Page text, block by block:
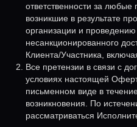
ответственности за
возникшие в результате
организации и проведению
несанкционированного
Клиента/Участника,
Все претензии в связи с
условиях настоящей
письменном виде в
возникновения. По
рассматриваться